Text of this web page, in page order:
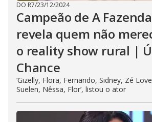
DO R7/23/12/2024
Campeão de A
revela quem não
o reality show rural |
Chance
‘Gizelly, Flora, Fernando, Sidney, Zé
Suelen, Nêssa, Flor’, listou o ator